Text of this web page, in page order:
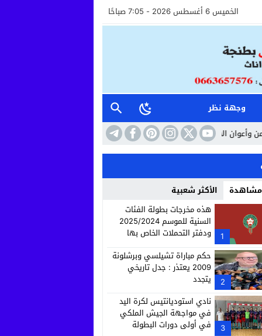
الخميس 6 أغسطس 2026 - 7:05 صباحًا
وجهة نظر
خطوة نحو مستشفى أكثر إنسانية وأماناً
مشاهدة الأكثر شعبية
1
هذه مخرجات بطولة الفئات
السنية للموسم 2025/2024
ودفتر التحملات الخاص بها
2
حكم مباراة تشيلسي وبرشلونة
2009 يعتذر : جدل تاريخي
يتجدد
3
نادي استوديانتيس لكرة اليد
في مواجهة الجيش الملكي
في أولى دورات البطولة